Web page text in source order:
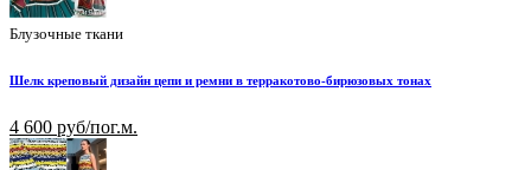
Блузочные ткани
Шелк креповый дизайн цепи и ремни в терракотово-бирюзовых тонах
4 600 руб/пог.м.